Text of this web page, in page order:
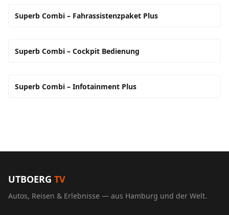
Superb Combi – Fahrassistenzpaket Plus
Superb Combi – Cockpit Bedienung
Superb Combi – Infotainment Plus
UTBOERG TV
Autos, Reisen & Erlebnisse — aus Hamburg und der Welt.